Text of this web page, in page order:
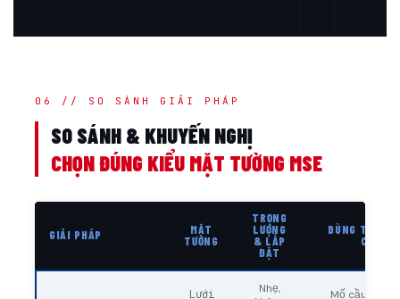
06 // SO SÁNH GIẢI PHÁP
SO SÁNH & KHUYẾN NGHỊ
CHỌN ĐÚNG KIỂU MẶT TƯỜNG MSE
GIẢI PHÁP
MẶT
TƯỜNG
TRỌNG
LƯỢNG
& LẮP
ĐẶT
DÙNG TỐT
CHO
Lưới
Nhẹ,
Mố cầu phân